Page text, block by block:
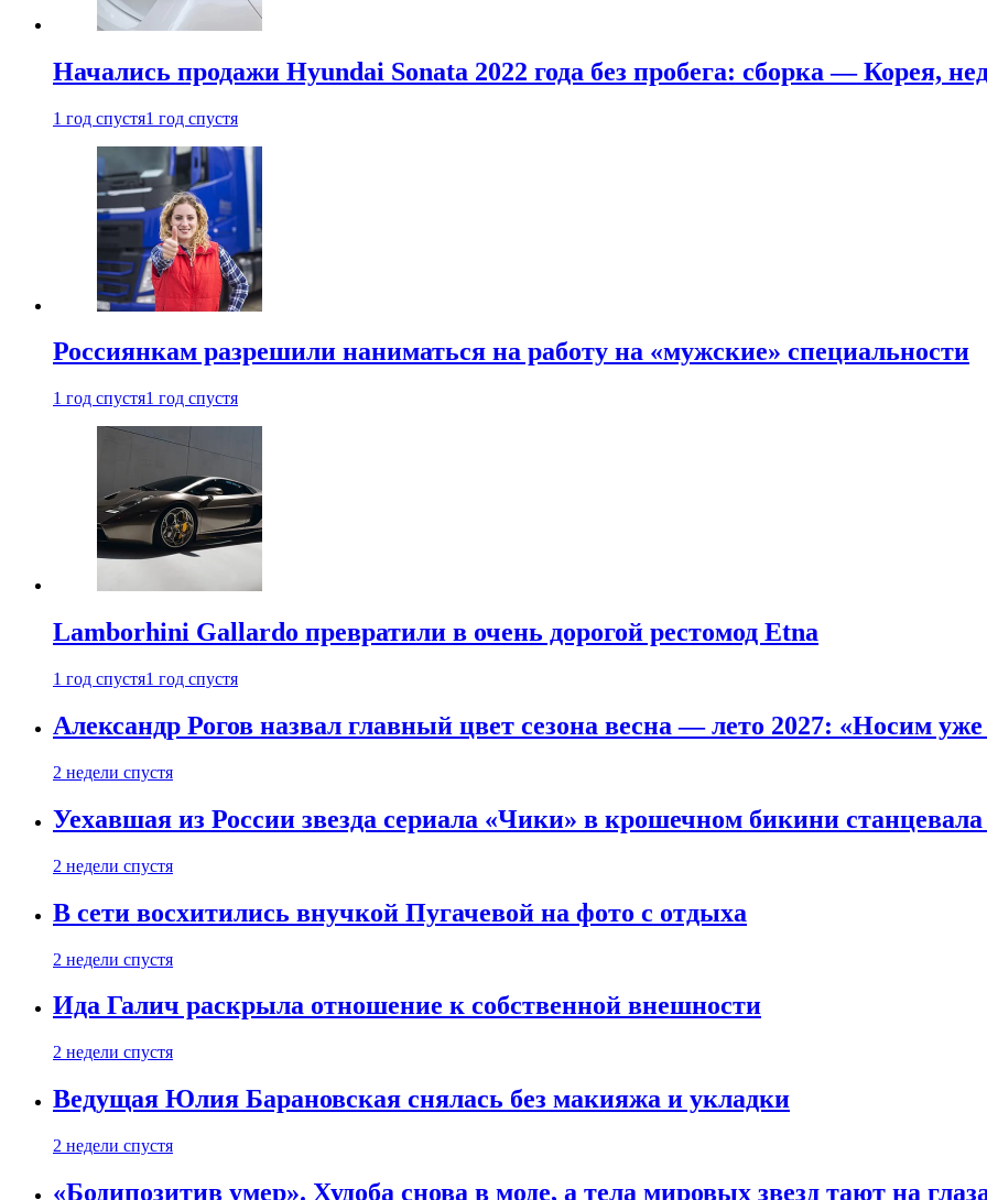
Начались продажи Hyundai Sonata 2022 года без пробега: сборка — Корея,
1 год спустя1 год спустя
Россиянкам разрешили наниматься на работу на «мужские» специальности
1 год спустя1 год спустя
Lamborhini Gallardo превратили в очень дорогой рестомод Etna
1 год спустя1 год спустя
Александр Рогов назвал главный цвет сезона весна — лето 2027: «Носим уже
2 недели спустя
Уехавшая из России звезда сериала «Чики» в крошечном бикини станцевала
2 недели спустя
В сети восхитились внучкой Пугачевой на фото с отдыха
2 недели спустя
Ида Галич раскрыла отношение к собственной внешности
2 недели спустя
Ведущая Юлия Барановская снялась без макияжа и укладки
2 недели спустя
«Бодипозитив умер». Худоба снова в моде, а тела мировых звезд тают на